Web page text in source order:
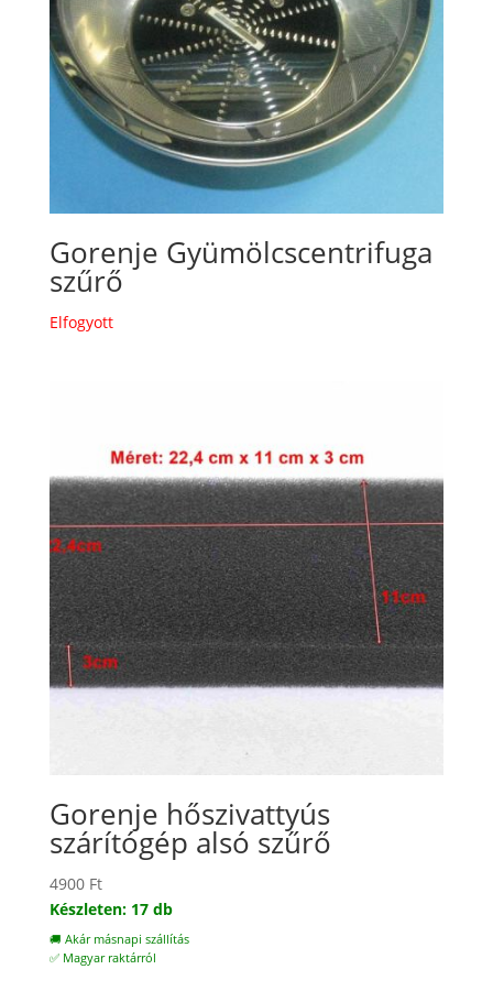
Gorenje Gyümölcscentrifuga
szűrő
Elfogyott
Gorenje hőszivattyús
szárítógép alsó szűrő
4900 Ft
Készleten: 17 db
🚚 Akár másnapi szállítás
✅ Magyar raktárról